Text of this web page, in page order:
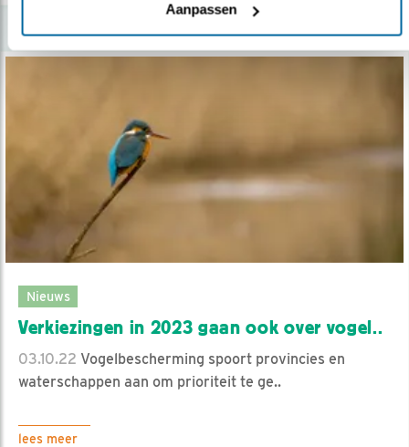
Aanpassen
Nieuws
Verkiezingen in 2023 gaan ook over vogel..
03.10.22 Vogelbescherming spoort provincies en
waterschappen aan om prioriteit te ge..
lees meer